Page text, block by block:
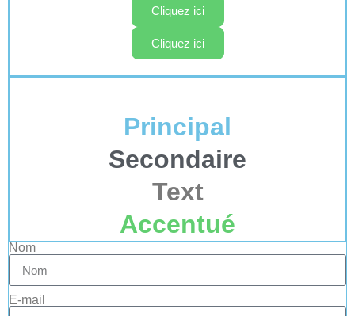
Cliquez ici
Cliquez ici
Principal
Secondaire
Text
Accentué
Nom
E-mail